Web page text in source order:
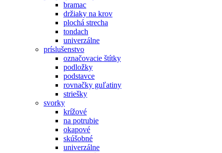
bramac
držiaky na krov
plochá strecha
tondach
univerzálne
príslušenstvo
označovacie štítky
podložky
podstavce
rovnačky guľatiny
striešky
svorky
krížové
na potrubie
okapové
skúšobné
univerzálne